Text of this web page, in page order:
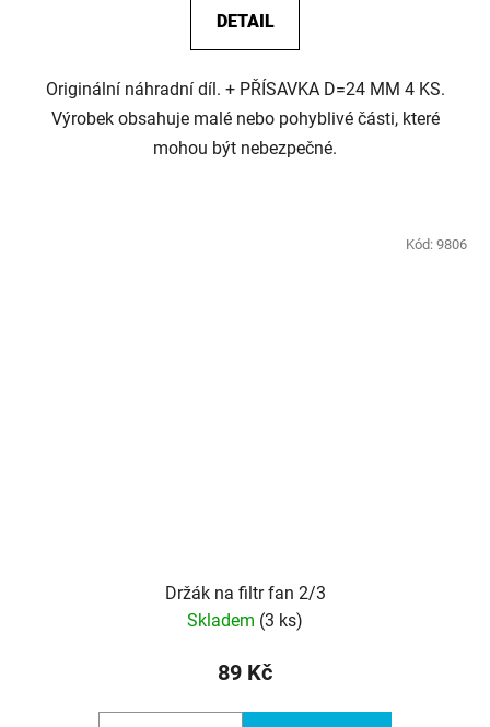
DETAIL
Originální náhradní díl. + PŘÍSAVKA D=24 MM 4 KS.
Výrobek obsahuje malé nebo pohyblivé části, které
mohou být nebezpečné.
Držák na filtr fan 2/3
Skladem (3 ks)
89 Kč
Kód: 9806